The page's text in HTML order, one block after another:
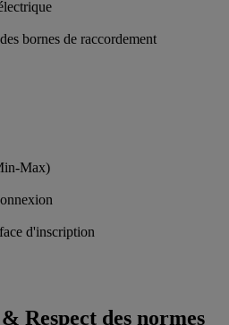
bornes de raccordement
Max)
d'inscription
Respect des normes